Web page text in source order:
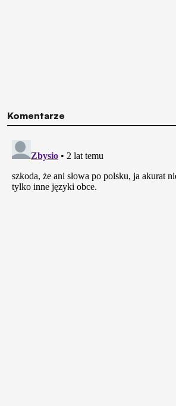
Komentarze